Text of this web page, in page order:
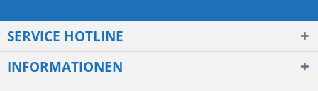
SERVICE HOTLINE
INFORMATIONEN